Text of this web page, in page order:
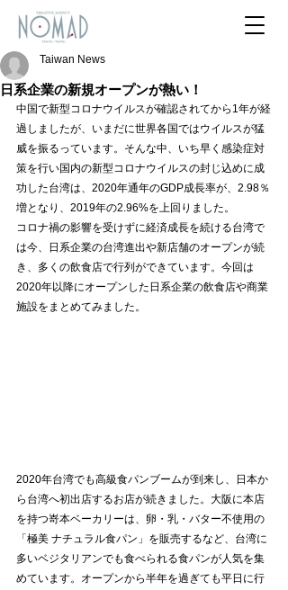
日系企業の新規オープンが熱い！
Taiwan News
中国で新型コロナウイルスが確認されてから1年が経
過しましたが、いまだに世界各国ではウイルスが猛
威を振るっています。そんな中、いち早く感染症対
策を行い国内の新型コロナウイルスの封じ込めに成
功した台湾は、2020年通年のGDP成長率が、2.98％
増となり、2019年の2.96%を上回りました。
コロナ禍の影響を受けずに経済成長を続ける台湾で
は今、日系企業の台湾進出や新店舗のオープンが続
き、多くの飲食店で行列ができています。今回は
2020年以降にオープンした日系企業の飲食店や商業
施設をまとめてみました。
2020年台湾でも高級食パンブームが到来し、日本か
ら台湾へ初出店するお店が続きました。大阪に本店
を持つ嵜本ベーカリーは、卵・乳・バター不使用の
「極美 ナチュラル食パン」を販売するなど、台湾に
多いベジタリアンでも食べられる食パンが人気を集
めています。オープンから半年を過ぎても平日に行